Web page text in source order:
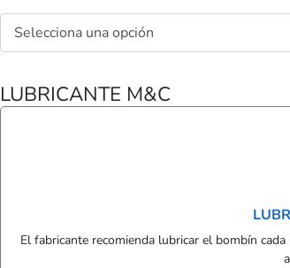
LUBRICANTE M&C
El fabricante recomienda lubricar el bombín